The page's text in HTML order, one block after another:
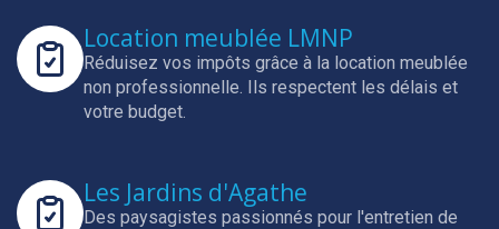
Location meublée LMNP
Réduisez vos impôts grâce à la location meublée
non professionnelle. Ils respectent les délais et
votre budget.
Les Jardins d'Agathe
Des paysagistes passionnés pour l'entretien de